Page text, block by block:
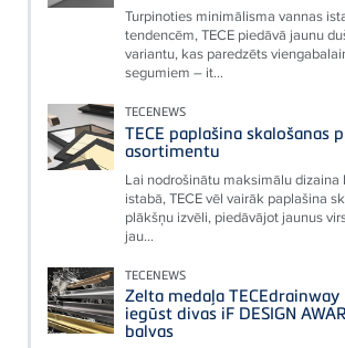
Turpinoties minimālisma vannas
tendencēm, TECE piedāvā jaunu
variantu, kas paredzēts
segumiem – it...
TECENEWS
TECE paplašina skalošanas
asortimentu
Lai nodrošinātu maksimālu dizaina
istabā, TECE vēl vairāk paplašina
plākšņu izvēli, piedāvājot jaunus
jau...
TECENEWS
Zelta medaļa TECEdrainway
iegūst divas iF DESIGN
balvas